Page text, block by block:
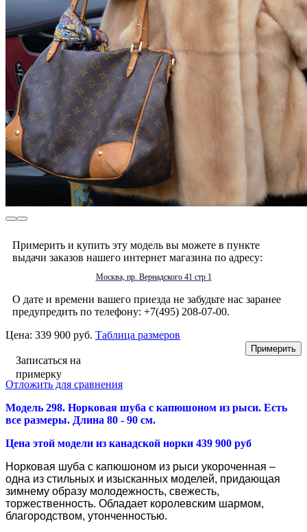
Примерить и купить эту модель вы можете в пункте
выдачи заказов нашего интернет магазина по адресу:
Москва, пр. Вернадского 41 стр 1
О дате и времени вашего приезда не забудьте нас заранее
предупредить по телефону: +7(495) 208-07-00.
Цена: 339 900 руб. Таблица размеров
Записаться на
примерку
Отложить для сравнения
Модель 298. Норковая шуба с капюшоном из рыси. Есть
все размеры. Длина 80 - 90 см.
Цена этой модели из канадской норки 439 900 руб
Норковая шуба с капюшоном из рыси укороченная –
одна из стильных и изысканных моделей, придающая
зимнему образу молодежность, свежесть,
торжественность. Обладает королевским шармом,
благородством, утонченностью.